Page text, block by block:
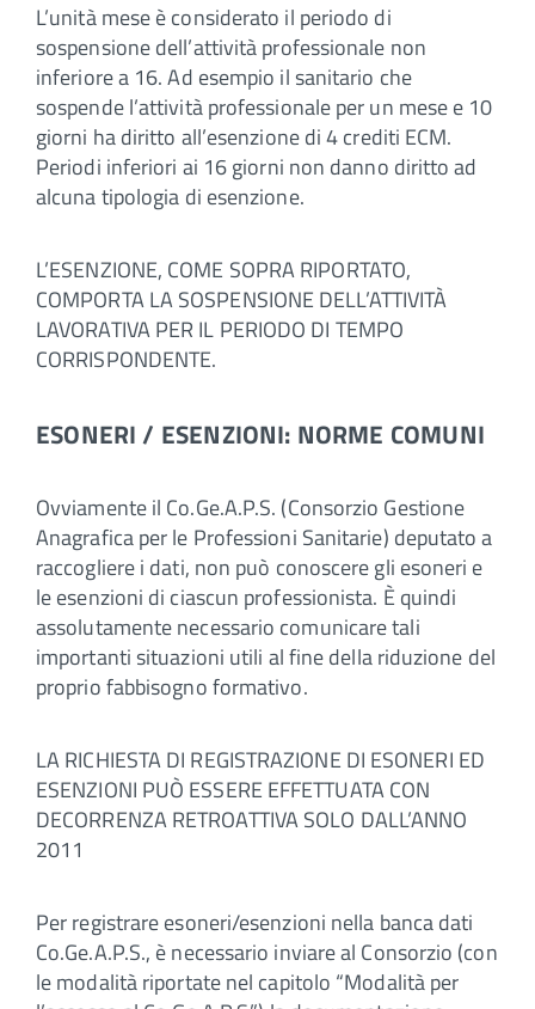
L’unità mese è considerato il periodo di
sospensione dell’attività professionale non
inferiore a 16. Ad esempio il sanitario che
sospende l’attività professionale per un mese e 10
giorni ha diritto all’esenzione di 4 crediti ECM.
Periodi inferiori ai 16 giorni non danno diritto ad
alcuna tipologia di esenzione.
L’ESENZIONE, COME SOPRA RIPORTATO,
COMPORTA LA SOSPENSIONE DELL’ATTIVITÀ
LAVORATIVA PER IL PERIODO DI TEMPO
CORRISPONDENTE.
ESONERI / ESENZIONI: NORME COMUNI
Ovviamente il Co.Ge.A.P.S. (Consorzio Gestione
Anagrafica per le Professioni Sanitarie) deputato a
raccogliere i dati, non può conoscere gli esoneri e
le esenzioni di ciascun professionista. È quindi
assolutamente necessario comunicare tali
importanti situazioni utili al fine della riduzione del
proprio fabbisogno formativo.
LA RICHIESTA DI REGISTRAZIONE DI ESONERI ED
ESENZIONI PUÒ ESSERE EFFETTUATA CON
DECORRENZA RETROATTIVA SOLO DALL’ANNO
2011
Per registrare esoneri/esenzioni nella banca dati
Co.Ge.A.P.S., è necessario inviare al Consorzio (con
le modalità riportate nel capitolo “Modalità per